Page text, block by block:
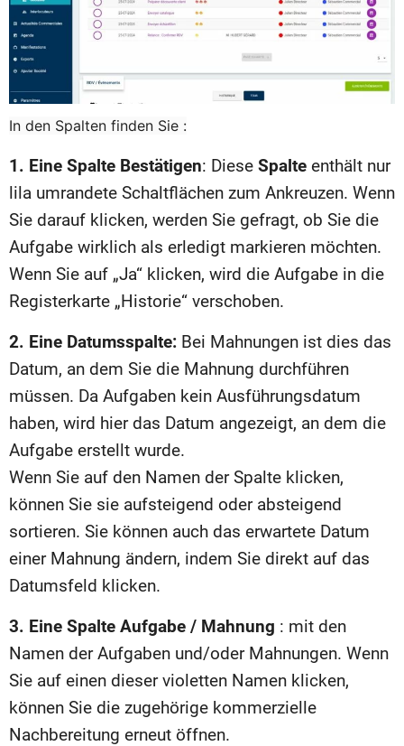
In den Spalten finden Sie :
1. Eine Spalte Bestätigen: Diese Spalte enthält nur
lila umrandete Schaltflächen zum Ankreuzen. Wenn
Sie darauf klicken, werden Sie gefragt, ob Sie die
Aufgabe wirklich als erledigt markieren möchten.
Wenn Sie auf „Ja“ klicken, wird die Aufgabe in die
Registerkarte „Historie“ verschoben.
2. Eine Datumsspalte: Bei Mahnungen ist dies das
Datum, an dem Sie die Mahnung durchführen
müssen. Da Aufgaben kein Ausführungsdatum
haben, wird hier das Datum angezeigt, an dem die
Aufgabe erstellt wurde.
Wenn Sie auf den Namen der Spalte klicken,
können Sie sie aufsteigend oder absteigend
sortieren. Sie können auch das erwartete Datum
einer Mahnung ändern, indem Sie direkt auf das
Datumsfeld klicken.
3. Eine Spalte Aufgabe / Mahnung : mit den
Namen der Aufgaben und/oder Mahnungen. Wenn
Sie auf einen dieser violetten Namen klicken,
können Sie die zugehörige kommerzielle
Nachbereitung erneut öffnen.